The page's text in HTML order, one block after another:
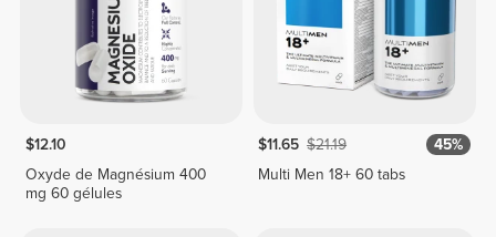
$12.10
Oxyde de Magnésium 400
mg 60 gélules
$11.65 $21.19
45%
Multi Men 18+ 60 tabs